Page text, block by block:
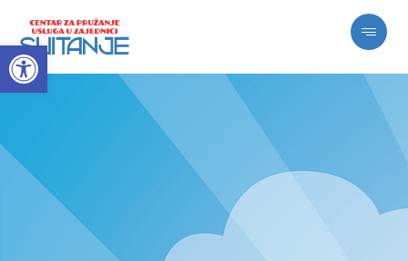
Open toolbar